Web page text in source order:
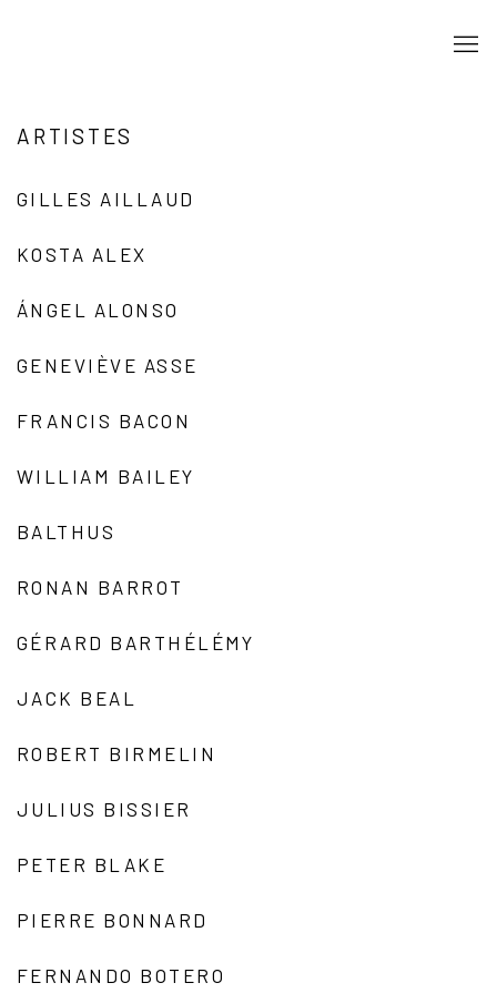
ARTISTES
GILLES AILLAUD
KOSTA ALEX
ÁNGEL ALONSO
GENEVIÈVE ASSE
FRANCIS BACON
WILLIAM BAILEY
BALTHUS
RONAN BARROT
GÉRARD BARTHÉLÉMY
JACK BEAL
ROBERT BIRMELIN
JULIUS BISSIER
PETER BLAKE
PIERRE BONNARD
FERNANDO BOTERO